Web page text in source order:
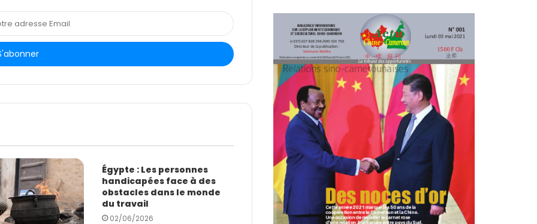
Égypte : Les personnes
handicapées face à des
obstacles dans le monde
du travail
02/06/2026